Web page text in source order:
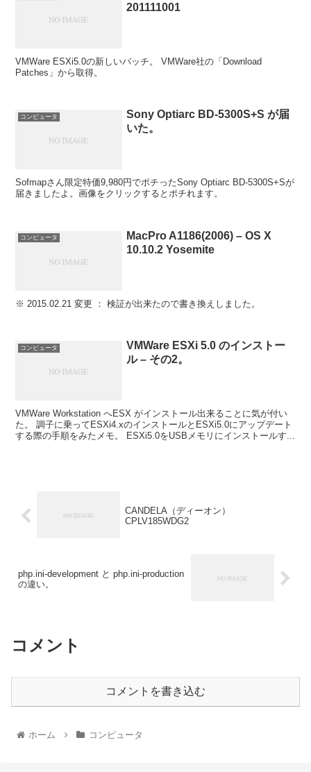
201111001
VMWare ESXi5.0の新しいパッチ。 VMWare社の「Download
Patches」から取得。
コンピュータ
Sony Optiarc BD-5300S+S が届
いた。
Sofmapさん限定特価9,980円でポチったSony Optiarc BD-5300S+Sが
届きましたよ。画像をクリックするとポチれます。
コンピュータ
MacPro A1186(2006) – OS X
10.10.2 Yosemite
※ 2015.02.21 変更 ： 検証が出来たので書き換えしました。
コンピュータ
VMWare ESXi 5.0 のインストー
ル – その2。
VMWare Workstation へESX がインストール出来ることに気が付い
た。 調子に乗ってESXi4.xのインストールとESXi5.0にアップデート
する際の手順をみたメモ。 ESXi5.0をUSBメモリにインストールす...
CANDELA（ディーオン）
CPLV185WDG2
php.ini-development と php.ini-production
の違い。
コメント
コメントを書き込む
ホーム コンピュータ